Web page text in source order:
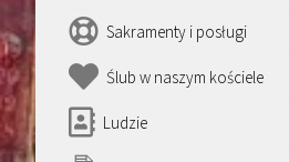
Sakramenty i posługi
Ślub w naszym kościele
Ludzie